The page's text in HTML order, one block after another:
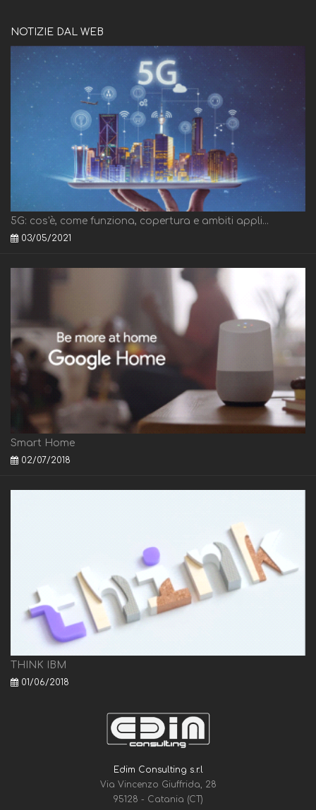
NOTIZIE DAL WEB
5G: cos'è, come funziona, copertura e ambiti appli...
03/05/2021
Smart Home
02/07/2018
THINK IBM
01/06/2018
Edim Consulting s.r.l
Via Vincenzo Giuffrida, 28
95128 - Catania (CT)